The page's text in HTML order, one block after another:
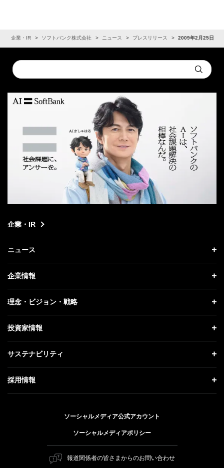
企業・IR ソフトバンク株式会社 ニュース プレスリリース 2009年2月25日
Conduct
a
Submit
企業・IR
ニュース
ニュース トップ
プレスリリース
更新情報
記者説明会
企業情報
企業情報 トップ
社長メッセージ
事業紹介
ガバナンス
理念・ビジョン・戦略
理念・ビジョン・戦略 トップ
成長戦略「Activate AI for Society」
人材戦略
投資家情報
投資家情報 トップ
経営方針
個人投資家の皆さまへ
株式と社債について
サステナビリティ
サステナビリティ トップ
トップメッセージ
ESG方針・体制
マテリアリティ（重要課題）
採用情報
障がい者採用
ソーシャルメディア公式アカウント
ソーシャルメディアポリシー
報道関係者の皆さまからのお問い合わせ